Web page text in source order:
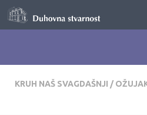
Skip to content
KRUH NAŠ SVAGDAŠNJI /